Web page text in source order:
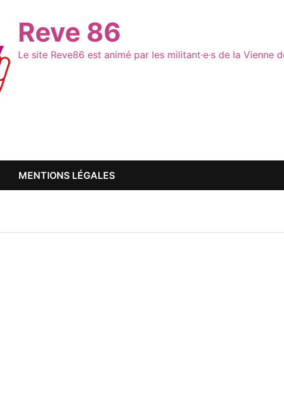
Reve 86
Le site Reve86 est animé par les militant·e·s de la Vienne
MENTIONS LÉGALES